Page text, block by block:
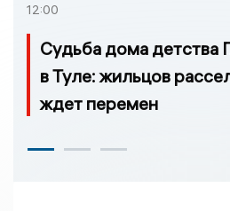
12:00
Судьба дома детства
в Туле: жильцов
ждет перемен